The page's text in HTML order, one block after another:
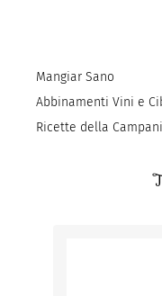
Mangiar Sano
Abbinamenti Vini e
Ricette della